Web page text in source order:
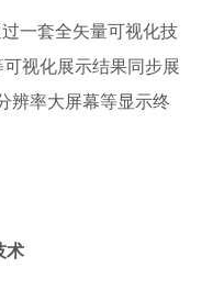
一套全矢量可视化技
视化展示结果同步展
辨率大屏幕等显示终
术